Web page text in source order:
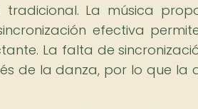
La música
efectiva
La falta de
de la danza, por lo que la